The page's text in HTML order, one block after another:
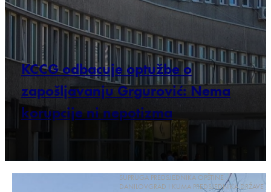
KCCG odbacuje optužbe o
zapošljavanju Grgurović: Nema
korupcije ni nepotizma
SUPRUGA PREDSJEDNIKA OPŠTINE
DANILOVGRAD I KUMA PREDSJEDNIKA DRŽAVE